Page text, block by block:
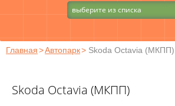
выберите из списка
Главная>Автопарк> Skoda Octavia (МКПП)
Skoda Octavia (МКПП)